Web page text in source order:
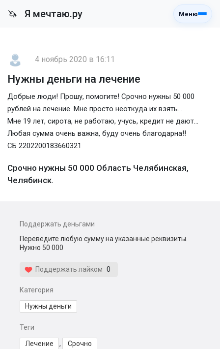
🦄 Я мечтаю.ру Меню
4 ноябрь 2020 в 16:11
Нужны деньги на лечение
Добрые люди! Прошу, помогите! Срочно нужны 50 000
рублей на лечение. Мне просто неоткуда их взять...
Мне 19 лет, сирота, не работаю, учусь, кредит не дают...
Любая сумма очень важна, буду очень благодарна!!
СБ 2202200183660321
Срочно нужны 50 000 Область Челябинская,
Челябинск.
Поддержать деньгами
Переведите любую сумму на указанные реквизиты.
Нужно 50 000
Поддержать лайком 0
Категория
Нужны деньги
Теги
Лечение , Срочно